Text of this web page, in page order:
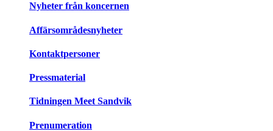
Nyheter från koncernen
Affärsområdesnyheter
Kontaktpersoner
Pressmaterial
Tidningen Meet Sandvik
Prenumeration